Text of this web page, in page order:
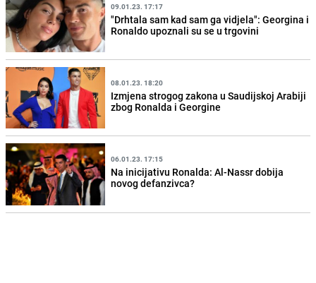
09.01.23. 17:17
"Drhtala sam kad sam ga vidjela": Georgina i
Ronaldo upoznali su se u trgovini
08.01.23. 18:20
Izmjena strogog zakona u Saudijskoj Arabiji
zbog Ronalda i Georgine
06.01.23. 17:15
Na inicijativu Ronalda: Al-Nassr dobija
novog defanzivca?